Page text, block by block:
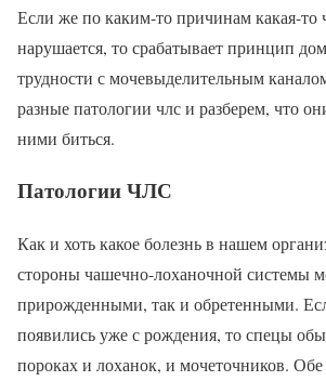
Если же по каким-то причинам какая-то
нарушается, то срабатывает принцип
трудности с мочевыделительным
разные патологии члс и разберем, что
ними биться.
Патологии ЧЛС
Как и хоть какое болезнь в нашем
стороны чашечно-лоханочной системы
прирожденными, так и обретенными.
появились уже с рождения, то спецы
пороках и лоханок, и мочеточников.